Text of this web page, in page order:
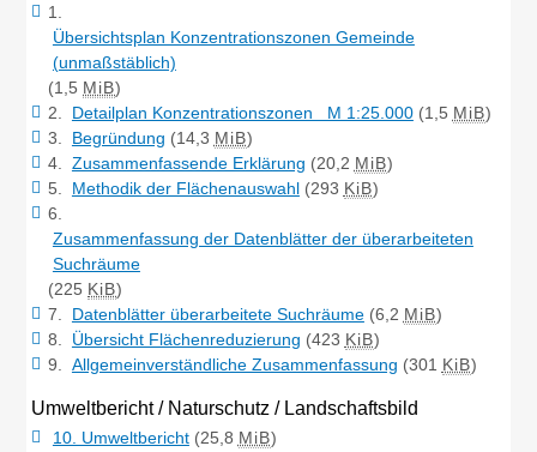
1.
Übersichtsplan Konzentrationszonen Gemeinde
(unmaßstäblich)
(1,5 MiB)
2.
Detailplan Konzentrationszonen M 1:25.000(1,5 MiB)
3.
Begründung (14,3 MiB)
4.
Zusammenfassende Erklärung (20,2 MiB)
5.
Methodik der Flächenauswahl(293 KiB)
6.
Zusammenfassung der Datenblätter der überarbeiteten
Suchräume
(225 KiB)
7.
Datenblätter überarbeitete Suchräume(6,2 MiB)
8.
Übersicht Flächenreduzierung (423 KiB)
9.
Allgemeinverständliche Zusammenfassung (301 KiB)
Umweltbericht / Naturschutz / Landschaftsbild
10. Umweltbericht(25,8 MiB)